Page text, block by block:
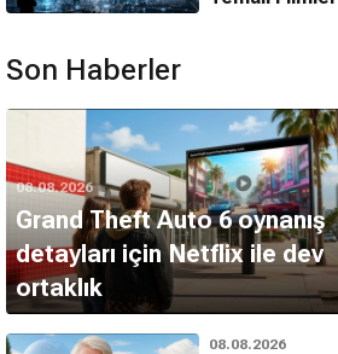
Sacrifice Fraternel
Kısa Film
Sacrifice
Surhumain
Kısa Film
Son Haberler
08.08.2026
Grand Theft Auto 6 oynanış
detayları için Netflix ile dev
ortaklık
08.08.2026